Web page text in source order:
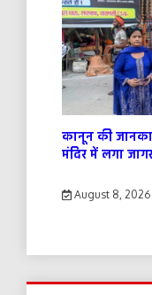
कानून की
मंदिर में लगा
August 8, 2026